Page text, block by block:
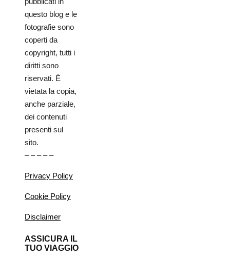
questo blog e le
fotografie sono
coperti da
copyright, tutti i
diritti sono
riservati. È
vietata la copia,
anche parziale,
dei contenuti
presenti sul
sito.
– – – – –
Privacy Policy
Cookie Policy
Disclaimer
ASSICURA IL
TUO VIAGGIO